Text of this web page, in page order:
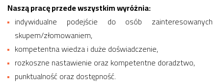
Naszą pracę przede wszystkim wyróżnia:
indywidualne podejście do osób zainteresowanych
skupem/złomowaniem,
kompetentna wiedza i duże doświadczenie,
rozkoszne nastawienie oraz kompetentne doradztwo,
punktualność oraz dostępność.